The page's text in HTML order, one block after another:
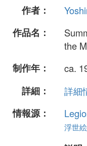
作者：
作品名：
the
制作年：
ca.
詳細：
詳細
情報源：
浮世